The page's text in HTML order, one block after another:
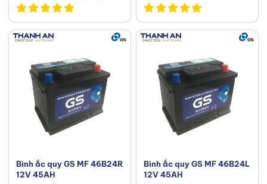
Bình ắc quy GS MF 46B24R
12V 45AH
Bình ắc quy GS MF 46B24L
12V 45AH